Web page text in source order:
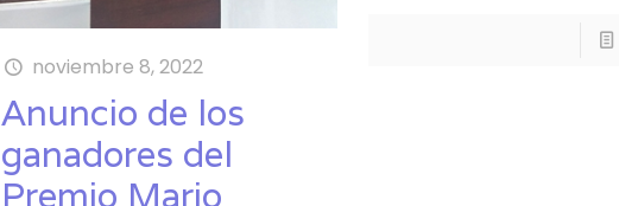
noviembre 8, 2022
Anuncio de los
ganadores del
Premio Mario